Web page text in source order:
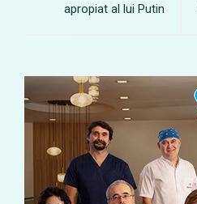
apropiat al lui Putin